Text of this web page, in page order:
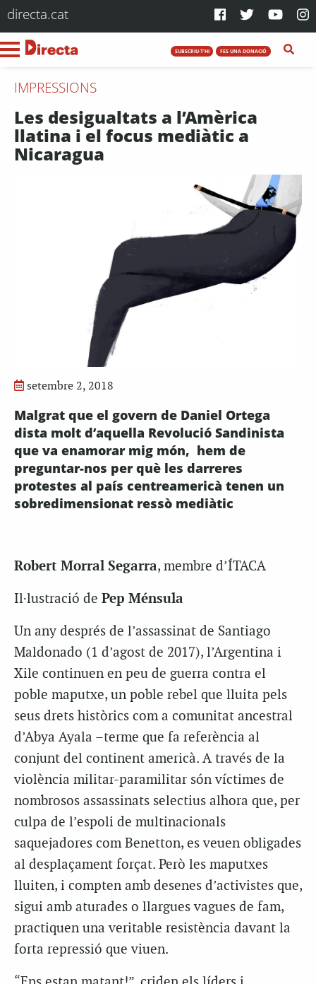
directa.cat
SUBSCRIU-T'HI FES UNA DONACIÓ
IMPRESSIONS
Les desigualtats a l’Amèrica
llatina i el focus mediàtic a
Nicaragua
setembre 2, 2018
Malgrat que el govern de Daniel Ortega
dista molt d’aquella Revolució Sandinista
que va enamorar mig món, hem de
preguntar-nos per què les darreres
protestes al país centreamericà tenen un
sobredimensionat ressò mediàtic
Robert Morral Segarra, membre d’ÍTACA
Il·lustració de Pep Ménsula
Un any després de l’assassinat de Santiago
Maldonado (1 d’agost de 2017), l’Argentina i
Xile continuen en peu de guerra contra el
poble maputxe, un poble rebel que lluita pels
seus drets històrics com a comunitat ancestral
d’Abya Ayala –terme que fa referència al
conjunt del continent americà. A través de la
violència militar-paramilitar són víctimes de
nombrosos assassinats selectius alhora que, per
culpa de l’espoli de multinacionals
saquejadores com Benetton, es veuen obligades
al desplaçament forçat. Però les maputxes
lluiten, i compten amb desenes d’activistes que,
sigui amb aturades o llargues vagues de fam,
practiquen una veritable resistència davant la
forta repressió que viuen.